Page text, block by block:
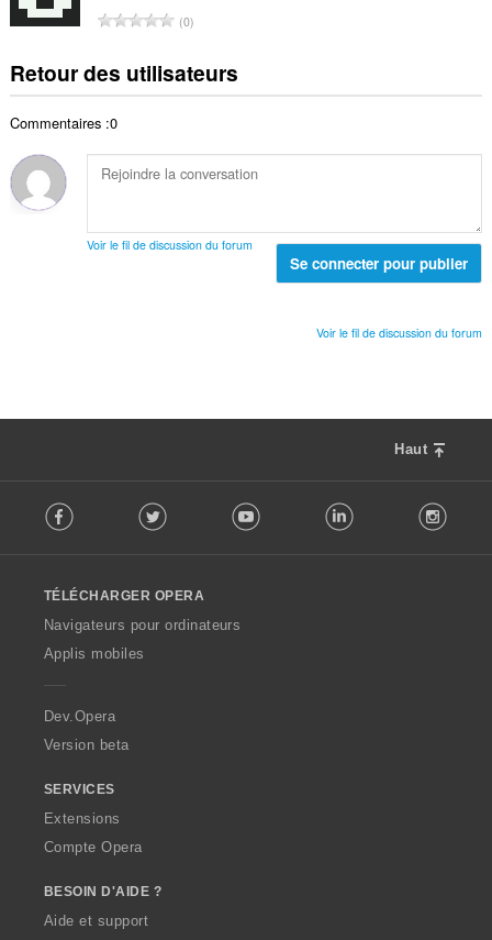
o
e
s
a
e
n
e
e
o
t
d
e
t
N
m
b
t
o
l
:
0
Retour des utilisateurs
Commentaires :0
Voir le fil de discussion du forum
Se connecter pour publier
Voir le fil de discussion du forum
Haut
o
w
O
p
a
Facebook Twitter Youtube LinkedIn
TÉLÉCHARGER OPERA
Navigateurs pour ordinateurs
Applis mobiles
Dev.Opera
Version beta
SERVICES
Extensions
Compte Opera
BESOIN D'AIDE ?
Aide et support